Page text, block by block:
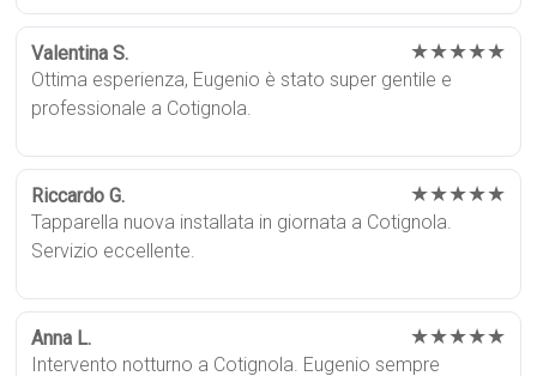
Valentina S. ★★★★★
Ottima esperienza, Eugenio è stato super gentile e
professionale a Cotignola.
Riccardo G. ★★★★★
Tapparella nuova installata in giornata a Cotignola.
Servizio eccellente.
Anna L. ★★★★★
Intervento notturno a Cotignola. Eugenio sempre